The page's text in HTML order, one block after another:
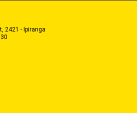
2421 - Ipiranga